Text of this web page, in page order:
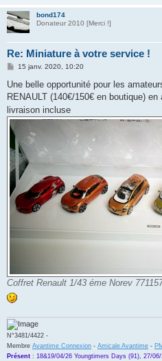
bond174
Donateur 2010 [Merci !]
Re: Miniature à votre service !
M
s
a
g
e
15 janv. 2020, 10:20
Une belle opportunité pour les
RENAULT (140€/150€ en boutique)
livraison incluse
Coffret Renault 1/43 éme Norev
N°3481/4422 -
Membre Avantime Connexion - Amicale Avantime -
Présent : 18&19/04/26 Youngtimers Days (91), 27/